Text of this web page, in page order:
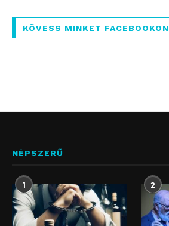
KÖVESS MINKET FACEBOOKON
NÉPSZERŰ
1 2